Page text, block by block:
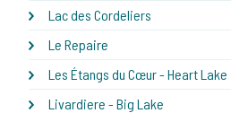
Lac des Cordeliers
Le Repaire
Les Étangs du Cœur - Heart Lake
Livardiere - Big Lake